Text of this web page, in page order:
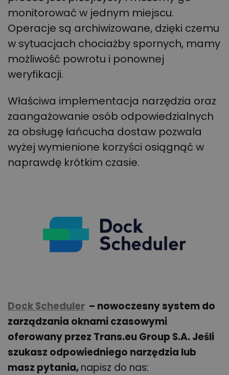
monitorować w jednym miejscu.
Operacje są archiwizowane, dzięki czemu
w sytuacjach chociażby spornych, mamy
możliwość powrotu i ponownej
weryfikacji.
Właściwa implementacja narzędzia oraz
zaangażowanie osób odpowiedzialnych
za obsługę łańcucha dostaw pozwala
wyżej wymienione korzyści osiągnąć w
naprawdę krótkim czasie.
Dock Scheduler – nowoczesny system do
zarządzania oknami czasowymi
oferowany przez Trans.eu Group S.A. Jeśli
szukasz odpowiedniego narzędzia lub
masz pytania,napisz do nas: